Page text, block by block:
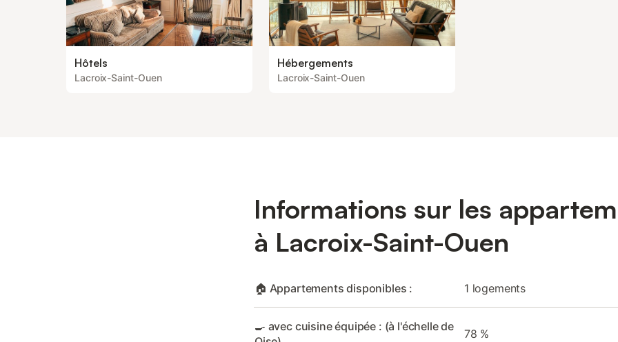
Hôtels
Lacroix-Saint-Ouen
Hébergements
Lacroix-Saint-Ouen
Informations sur les
à Lacroix-Saint-Ouen
🏠 Appartements disponibles : 1 logements
🍳 avec cuisine équipée : (à l'échelle de
78 %